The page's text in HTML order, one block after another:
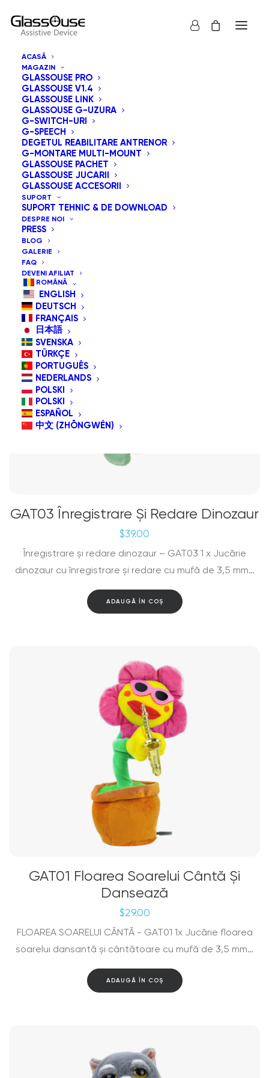
ACASĂ
MAGAZIN
GLASSOUSE PRO
GLASSOUSE V1.4
GLASSOUSE LINK
GLASSOUSE G-UZURA
G-SWITCH-URI
G-SPEECH
DEGETUL REABILITARE ANTRENOR
G-MONTARE MULTI-MOUNT
GLASSOUSE PACHET
GLASSOUSE JUCARII
GLASSOUSE ACCESORII
SUPORT
SUPORT TEHNIC & DE DOWNLOAD
DESPRE NOI
PRESS
BLOG
GALERIE
FAQ
DEVENI AFILIAT
ROMÂNĂ
ENGLISH
DEUTSCH
FRANÇAIS
日本語
SVENSKA
TÜRKÇE
PORTUGUÊS
NEDERLANDS
POLSKI
POLSKI
ESPAÑOL
中文 (ZHŌNGWÉN)
Arată tot
Sortează după cele mai recente
Sortare implicită
Sortează după popularitatea vânzărilor
Sortează după preț: de la mare la mic
GAT03 Înregistrare Și Redare Dinozaur
$39.00
Înregistrare și redare dinozaur – GAT03 1 x Jucărie
dinozaur cu înregistrare și redare cu mufă de 3,5 mm…
ADAUGĂ ÎN COȘ
GAT01 Floarea Soarelui Cântă Și
Dansează
$29.00
FLOAREA SOARELUI CÂNTĂ - GAT01 1x Jucărie floarea
soarelui dansantă și cântătoare cu mufă de 3,5 mm…
ADAUGĂ ÎN COȘ